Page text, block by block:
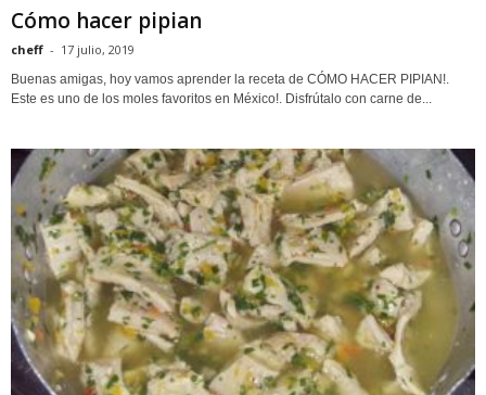
Cómo hacer pipian
cheff - 17 julio, 2019
Buenas amigas, hoy vamos aprender la receta de CÓMO HACER PIPIAN!.
Este es uno de los moles favoritos en México!. Disfrútalo con carne de...